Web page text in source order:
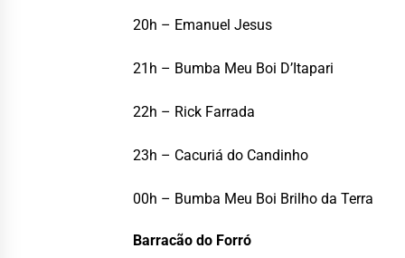
20h – Emanuel Jesus
21h – Bumba Meu Boi D’Itapari
22h – Rick Farrada
23h – Cacuriá do Candinho
00h – Bumba Meu Boi Brilho da Terra
Barracão do Forró